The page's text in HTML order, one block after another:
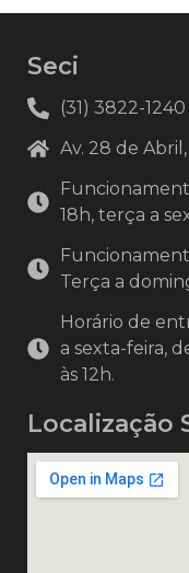
Seci
(31) 3822-1240
Av. 28 de
18h, terça a
Terça a
Horário de
a sexta-feira,
às 12h.
Localização